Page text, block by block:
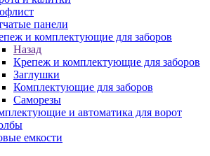
панели
и комплектующие для заборов
Назад
Крепеж и комплектующие для заборов
Заглушки
Комплектующие для заборов
Саморезы
и автоматика для ворот
емкости